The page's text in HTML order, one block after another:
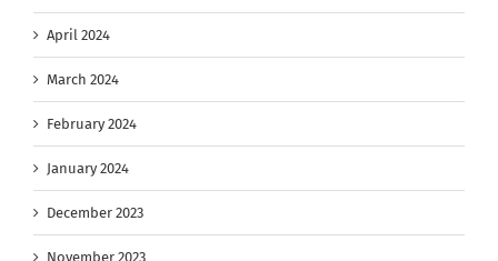
April 2024
March 2024
February 2024
January 2024
December 2023
November 2023